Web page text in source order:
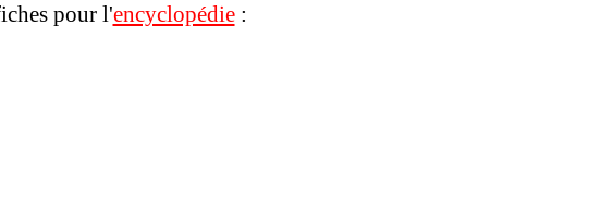
pour l'encyclopédie: